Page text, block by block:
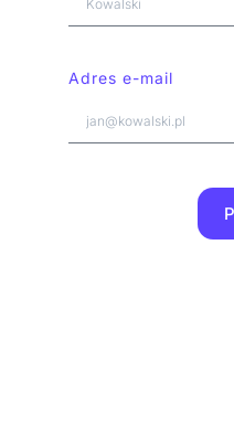
Adres e-mail